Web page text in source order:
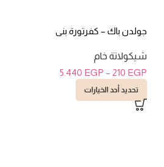
جولدن باك – كفرتورة بنى
شيكولاتة خام
210 EGP
–
5.440 EGP
تحديد أحد الخيارات